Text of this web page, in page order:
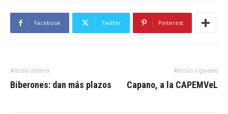
Facebook Twitter Pinterest
Artículo anterior
Biberones: dan más plazos
Artículo siguiente
Capano, a la CAPEMVeL